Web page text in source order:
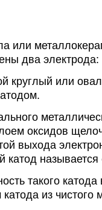
или
два электрода:
круглый или
оксидов
выхода
катод
такого
из чистого